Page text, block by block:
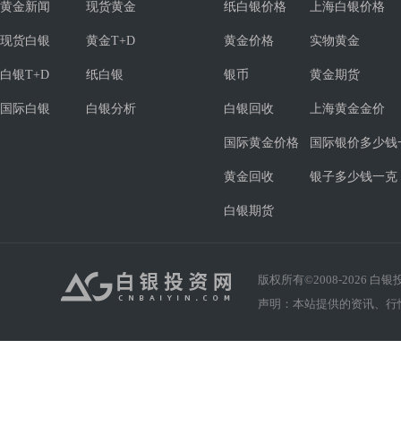
黄金新闻 现货黄金
现货白银 黄金T+D
白银T+D 纸白银
国际白银 白银分析
纸白银价格 上海白银价格
黄金价格 实物黄金
银币 黄金期货
白银回收 上海黄金金价
国际黄金价格 国际银价多少钱
黄金回收 银子多少钱一克
白银期货
版权所有©2008-2026 白银
声明：本站提供的资讯、